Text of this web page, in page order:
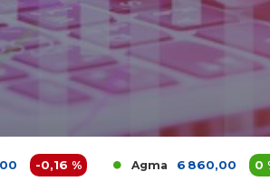
% Agma 6 860,00 0 %